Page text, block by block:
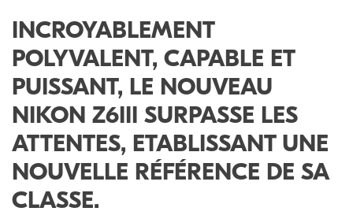
INCROYABLEMENT
POLYVALENT, CAPABLE ET
PUISSANT, LE NOUVEAU
NIKON Z6III SURPASSE LES
ATTENTES, ETABLISSANT UNE
NOUVELLE RÉFÉRENCE DE SA
CLASSE.